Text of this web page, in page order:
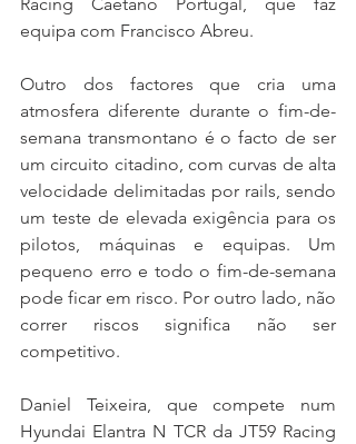
Racing Caetano Portugal, que faz
equipa com Francisco Abreu.
Outro dos factores que cria uma
atmosfera diferente durante o fim-de-
semana transmontano é o facto de ser
um circuito citadino, com curvas de alta
velocidade delimitadas por rails, sendo
um teste de elevada exigência para os
pilotos, máquinas e equipas. Um
pequeno erro e todo o fim-de-semana
pode ficar em risco. Por outro lado, não
correr riscos significa não ser
competitivo.
Daniel Teixeira, que compete num
Hyundai Elantra N TCR da JT59 Racing